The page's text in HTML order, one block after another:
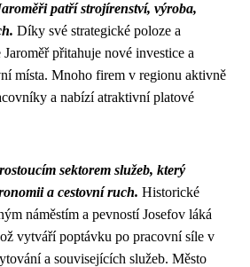
patří strojírenství, výroba,
Díky své strategické poloze a
přitahuje nové investice a
místa. Mnoho firem v regionu aktivně
a nabízí atraktivní platové
sektorem služeb, který
a cestovní ruch. Historické
náměstím a pevností Josefov láká
vytváří poptávku po pracovní síle v
a souvisejících služeb. Město